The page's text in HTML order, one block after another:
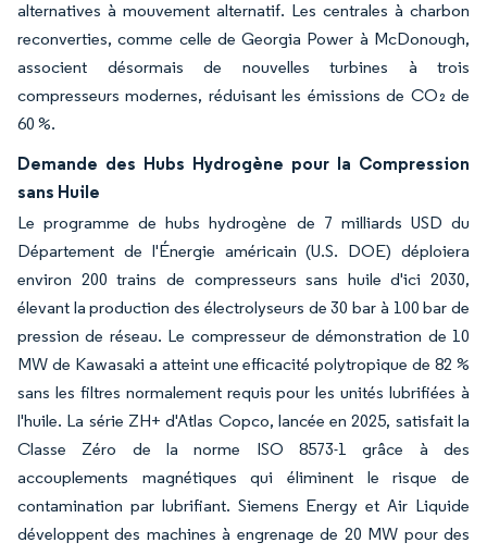
alternatives à mouvement alternatif. Les centrales à charbon
reconverties, comme celle de Georgia Power à McDonough,
associent désormais de nouvelles turbines à trois
compresseurs modernes, réduisant les émissions de CO₂ de
60 %.
Demande des Hubs Hydrogène pour la Compression
sans Huile
Le programme de hubs hydrogène de 7 milliards USD du
Département de l'Énergie américain (U.S. DOE) déploiera
environ 200 trains de compresseurs sans huile d'ici 2030,
élevant la production des électrolyseurs de 30 bar à 100 bar de
pression de réseau. Le compresseur de démonstration de 10
MW de Kawasaki a atteint une efficacité polytropique de 82 %
sans les filtres normalement requis pour les unités lubrifiées à
l'huile. La série ZH+ d'Atlas Copco, lancée en 2025, satisfait la
Classe Zéro de la norme ISO 8573-1 grâce à des
accouplements magnétiques qui éliminent le risque de
contamination par lubrifiant. Siemens Energy et Air Liquide
développent des machines à engrenage de 20 MW pour des